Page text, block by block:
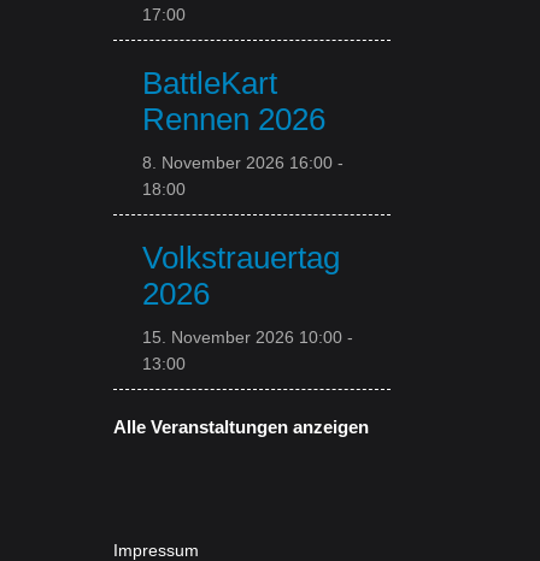
17:00
BattleKart
Rennen 2026
8. November 2026 16:00 -
18:00
Volkstrauertag
2026
15. November 2026 10:00 -
13:00
Alle Veranstaltungen anzeigen
Impressum